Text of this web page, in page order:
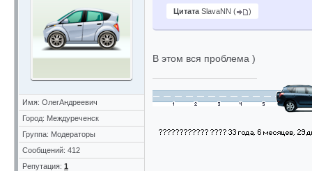
Имя: ОлегАндреевич
Город: Междуреченск
Группа: Модераторы
Сообщений: 412
Репутация: 1
Цитата SlavaNN ( )
В этом вся проблема )